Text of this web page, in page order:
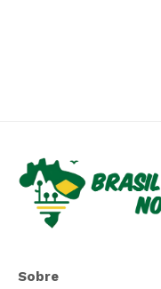
Sobre